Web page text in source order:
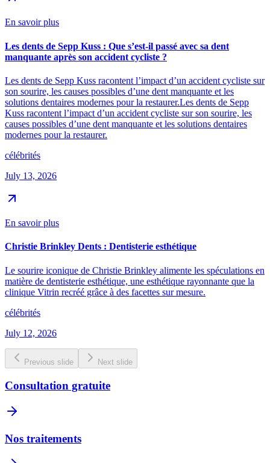
En savoir plus
Les dents de Sepp Kuss : Que s’est-il passé avec sa dent
manquante après son accident cycliste ?
Les dents de Sepp Kuss racontent l’impact d’un accident cycliste sur
son sourire, les causes possibles d’une dent manquante et les
solutions dentaires modernes pour la restaurer.Les dents de Sepp
Kuss racontent l’impact d’un accident cycliste sur son sourire, les
causes possibles d’une dent manquante et les solutions dentaires
modernes pour la restaurer.
célébrités
July 13, 2026
En savoir plus
Christie Brinkley Dents : Dentisterie esthétique
Le sourire iconique de Christie Brinkley alimente les spéculations en
matière de dentisterie esthétique, une esthétique rayonnante que la
clinique Vitrin recréé grâce à des facettes sur mesure.
célébrités
July 12, 2026
Previous slide Next slide
Consultation gratuite
Nos traitements